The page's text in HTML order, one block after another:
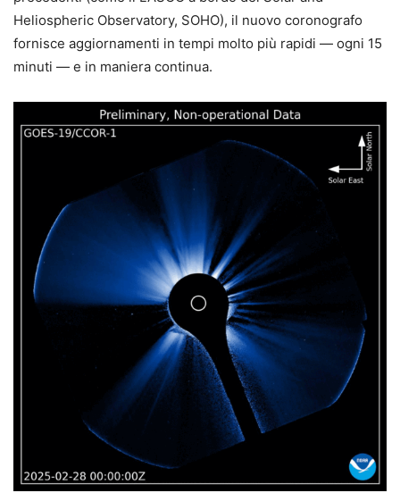
Heliospheric Observatory, SOHO), il nuovo coronografo
fornisce aggiornamenti in tempi molto più rapidi — ogni 15
minuti — e in maniera continua.